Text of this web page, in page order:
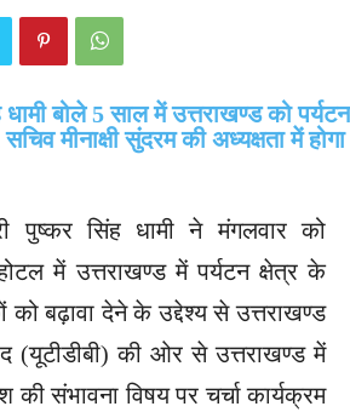
पुष्कर सिंह धामी ने मंगलवार को
में उत्तराखण्ड में पर्यटन क्षेत्र के
बढ़ावा देने के उद्देश्य से उत्तराखण्ड
(यूटीडीबी) की ओर से उत्तराखण्ड में
की संभावना विषय पर चर्चा कार्यक्रम